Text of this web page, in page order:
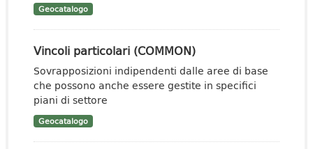
Geocatalogo
Vincoli particolari (COMMON)
Sovrapposizioni indipendenti dalle aree di base
che possono anche essere gestite in specifici
piani di settore
Geocatalogo